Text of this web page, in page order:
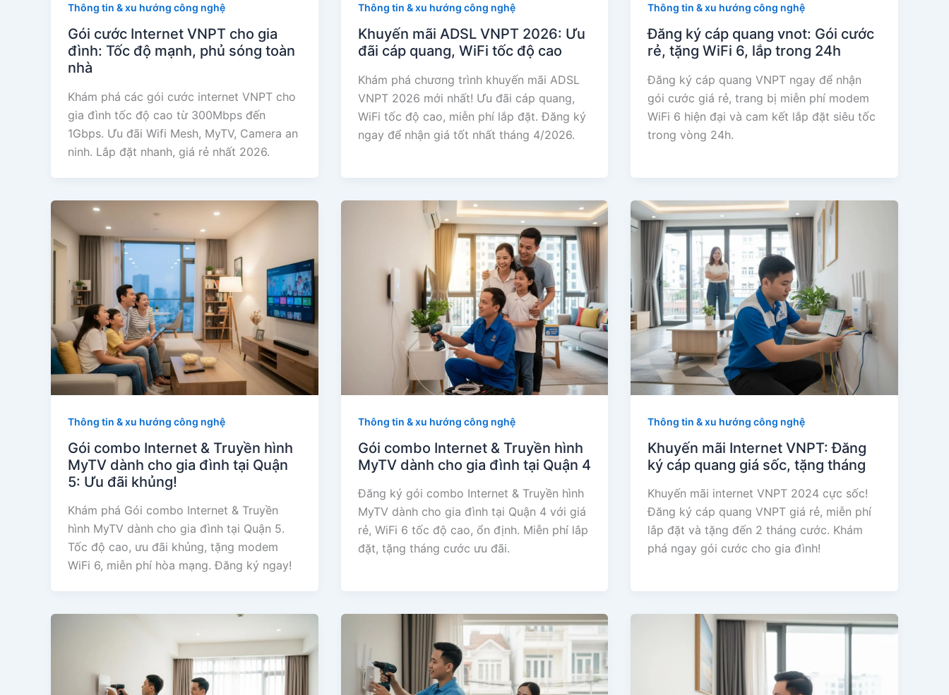
Thông tin & xu hướng công nghệ
Gói cước Internet VNPT cho gia
đình: Tốc độ mạnh, phủ sóng toàn
nhà
Khám phá các gói cước internet VNPT cho
gia đình tốc độ cao từ 300Mbps đến
1Gbps. Ưu đãi Wifi Mesh, MyTV, Camera an
ninh. Lắp đặt nhanh, giá rẻ nhất 2026.
Thông tin & xu hướng công nghệ
Khuyến mãi ADSL VNPT 2026: Ưu
đãi cáp quang, WiFi tốc độ cao
Khám phá chương trình khuyến mãi ADSL
VNPT 2026 mới nhất! Ưu đãi cáp quang,
WiFi tốc độ cao, miễn phí lắp đặt. Đăng ký
ngay để nhận giá tốt nhất tháng 4/2026.
Thông tin & xu hướng công nghệ
Đăng ký cáp quang vnot: Gói cước
rẻ, tặng WiFi 6, lắp trong 24h
Đăng ký cáp quang VNPT ngay để nhận
gói cước giá rẻ, trang bị miễn phí modem
WiFi 6 hiện đại và cam kết lắp đặt siêu tốc
trong vòng 24h.
Thông tin & xu hướng công nghệ
Gói combo Internet & Truyền hình
MyTV dành cho gia đình tại Quận
5: Ưu đãi khủng!
Khám phá Gói combo Internet & Truyền
hình MyTV dành cho gia đình tại Quận 5.
Tốc độ cao, ưu đãi khủng, tặng modem
WiFi 6, miễn phí hòa mạng. Đăng ký ngay!
Thông tin & xu hướng công nghệ
Gói combo Internet & Truyền hình
MyTV dành cho gia đình tại Quận 4
Đăng ký gói combo Internet & Truyền hình
MyTV dành cho gia đình tại Quận 4 với giá
rẻ, WiFi 6 tốc độ cao, ổn định. Miễn phí lắp
đặt, tặng tháng cước ưu đãi.
Thông tin & xu hướng công nghệ
Khuyến mãi Internet VNPT: Đăng
ký cáp quang giá sốc, tặng tháng
Khuyến mãi internet VNPT 2024 cực sốc!
Đăng ký cáp quang VNPT giá rẻ, miễn phí
lắp đặt và tặng đến 2 tháng cước. Khám
phá ngay gói cước cho gia đình!